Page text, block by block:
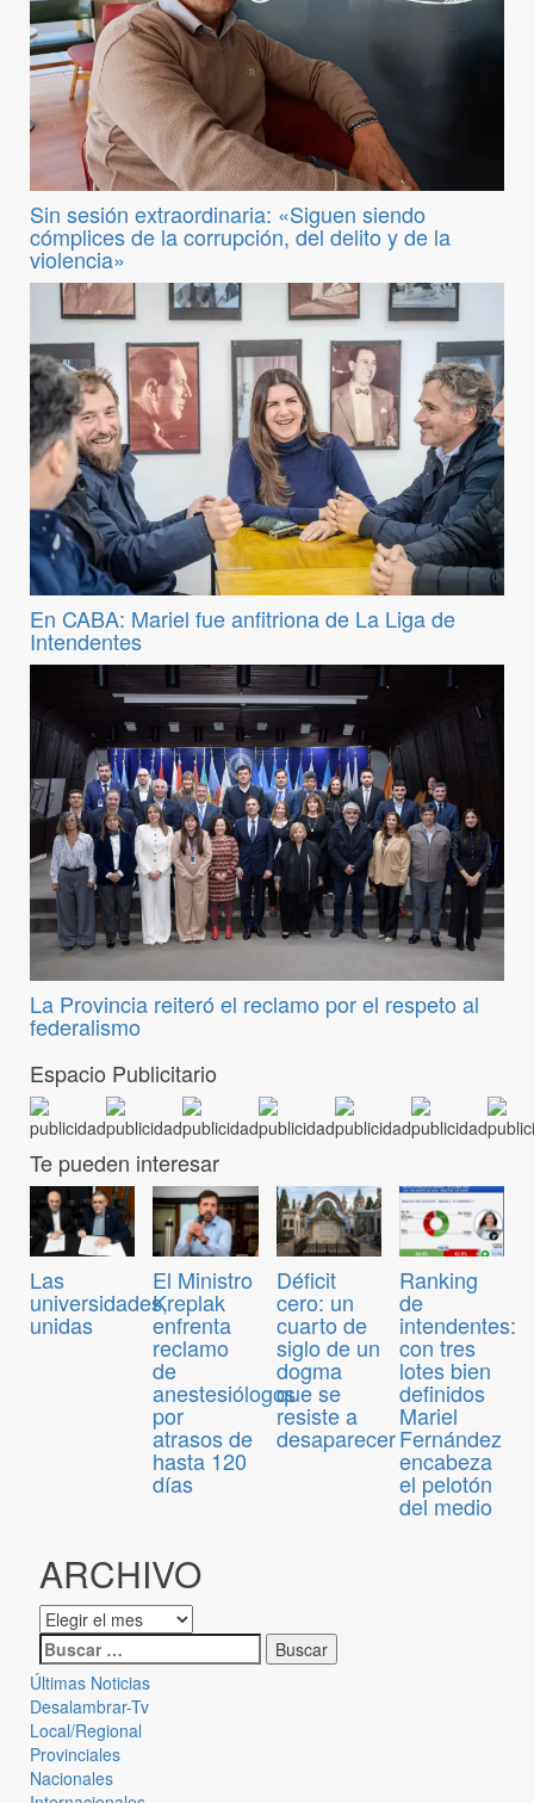
Sin sesión extraordinaria: «Siguen siendo
cómplices de la corrupción, del delito y de la
violencia»
En CABA: Mariel fue anfitriona de La Liga de
Intendentes
La Provincia reiteró el reclamo por el respeto al
federalismo
Espacio Publicitario
Te pueden interesar
Las
universidades,
unidas
El Ministro
Kreplak
enfrenta
reclamo
de
anestesiólogos
por
atrasos de
hasta 120
días
Déficit
cero: un
cuarto de
siglo de un
dogma
que se
resiste a
desaparecer
Ranking
de
intendentes:
con tres
lotes bien
definidos
Mariel
Fernández
encabeza
el pelotón
del medio
ARCHIVO
Últimas Noticias
Desalambrar-Tv
Local/Regional
Provinciales
Nacionales